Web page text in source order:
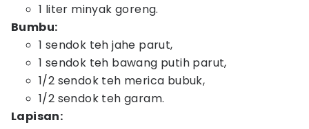
1 liter minyak goreng.
Bumbu:
1 sendok teh jahe parut,
1 sendok teh bawang putih parut,
1/2 sendok teh merica bubuk,
1/2 sendok teh garam.
Lapisan: